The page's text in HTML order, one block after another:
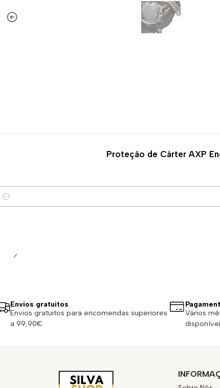
Proteção de Cárter AXP
Envios gratuitos
Envios gratuitos para encomendas superiores
a 99,90€
Vários